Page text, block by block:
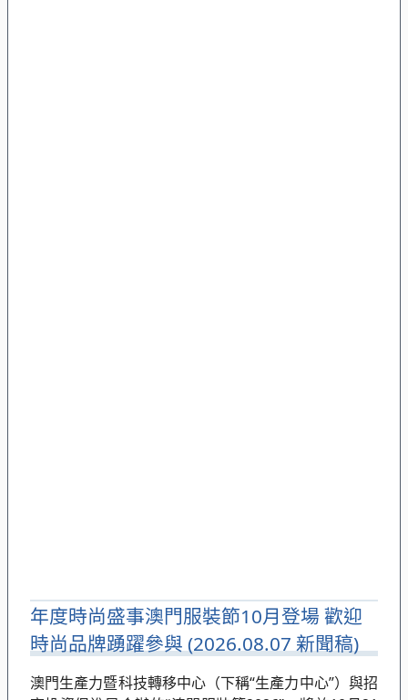
年度時尚盛事澳門服裝節10月登場 歡迎
時尚品牌踴躍參與 (2026.08.07 新聞稿)
澳門生產力暨科技轉移中心（下稱“生產力中心”）與招